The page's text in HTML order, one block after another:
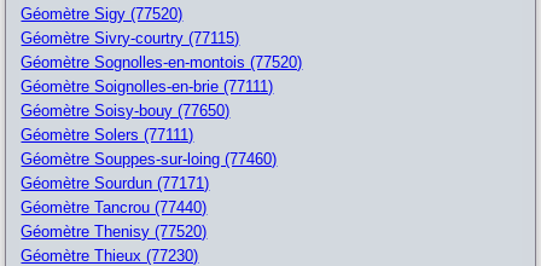
Géomètre Sigy (77520)
Géomètre Sivry-courtry (77115)
Géomètre Sognolles-en-montois (77520)
Géomètre Soignolles-en-brie (77111)
Géomètre Soisy-bouy (77650)
Géomètre Solers (77111)
Géomètre Souppes-sur-loing (77460)
Géomètre Sourdun (77171)
Géomètre Tancrou (77440)
Géomètre Thenisy (77520)
Géomètre Thieux (77230)